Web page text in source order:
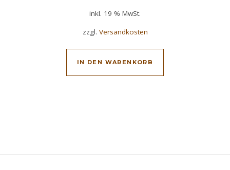
inkl. 19 % MwSt.
zzgl. Versandkosten
IN DEN WARENKORB